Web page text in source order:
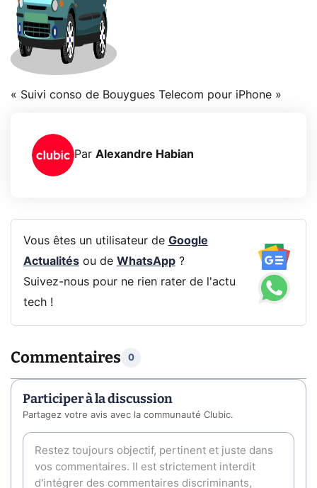
« Suivi conso de Bouygues Telecom pour iPhone »
Par Alexandre Habian
Vous êtes un utilisateur de Google
Actualitésou de WhatsApp?
Suivez-nous pour ne rien rater de l'actu
tech !
Commentaires 0
Participer à la discussion
Partagez votre avis avec la communauté Clubic.